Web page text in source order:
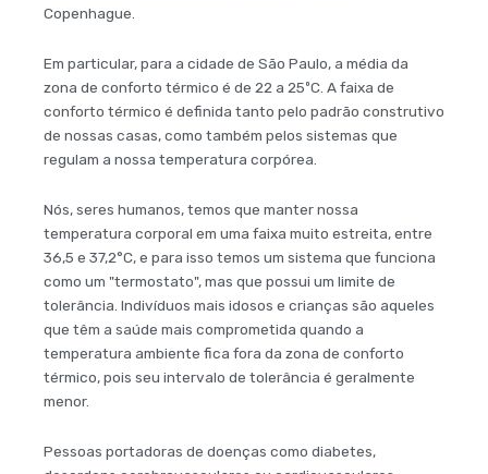
Copenhague.
Em particular, para a cidade de São Paulo, a média da
zona de conforto térmico é de 22 a 25ºC. A faixa de
conforto térmico é definida tanto pelo padrão construtivo
de nossas casas, como também pelos sistemas que
regulam a nossa temperatura corpórea.
Nós, seres humanos, temos que manter nossa
temperatura corporal em uma faixa muito estreita, entre
36,5 e 37,2°C, e para isso temos um sistema que funciona
como um "termostato", mas que possui um limite de
tolerância. Indivíduos mais idosos e crianças são aqueles
que têm a saúde mais comprometida quando a
temperatura ambiente fica fora da zona de conforto
térmico, pois seu intervalo de tolerância é geralmente
menor.
Pessoas portadoras de doenças como diabetes,